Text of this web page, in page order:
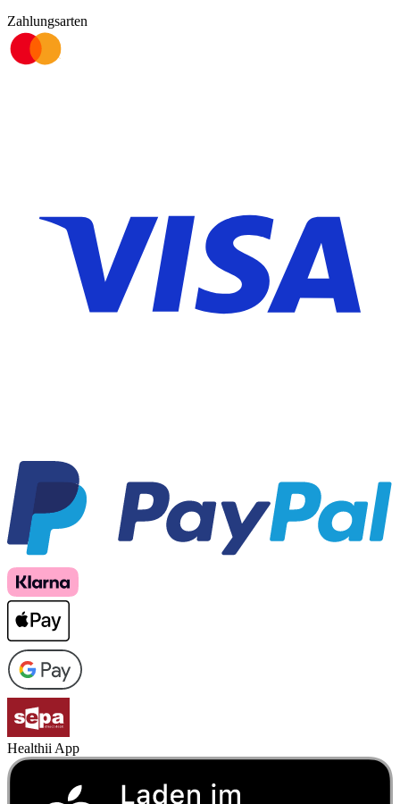
Zahlungsarten
Healthii App